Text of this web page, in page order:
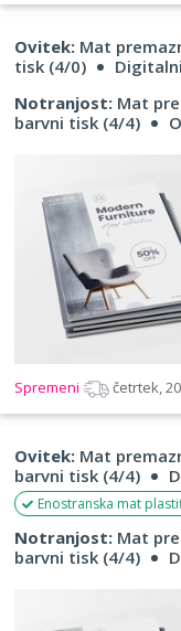
Ovitek: Mat
tisk (4/0)
Notranjost: Mat
barvni tisk (4/4)
Spremeni četrtek,
Ovitek: Mat
barvni tisk (4/4)
Enostranska mat
Notranjost: Mat
barvni tisk (4/4)